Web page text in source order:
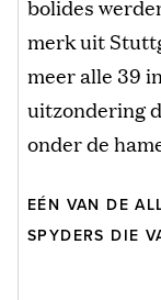
bolides
merk uit
meer alle 39
uitzondering
onder de
EÉN VAN DE
SPYDERS DIE